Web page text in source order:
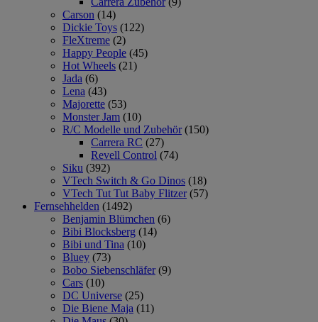
Carson (14)
Dickie Toys (122)
FleXtreme (2)
Happy People (45)
Hot Wheels (21)
Jada (6)
Lena (43)
Majorette (53)
Monster Jam (10)
R/C Modelle und Zubehör (150)
Carrera RC (27)
Revell Control (74)
Siku (392)
VTech Switch & Go Dinos (18)
VTech Tut Tut Baby Flitzer (57)
Fernsehhelden (1492)
Benjamin Blümchen (6)
Bibi Blocksberg (14)
Bibi und Tina (10)
Bluey (73)
Bobo Siebenschläfer (9)
Cars (10)
DC Universe (25)
Die Biene Maja (11)